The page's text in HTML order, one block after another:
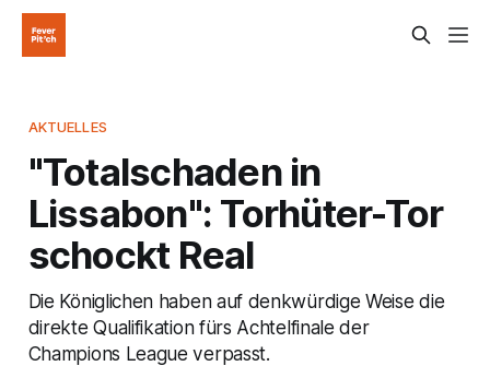
AKTUELLES
"Totalschaden in
Lissabon": Torhüter-Tor
schockt Real
Die Königlichen haben auf denkwürdige Weise die
direkte Qualifikation fürs Achtelfinale der
Champions League verpasst.